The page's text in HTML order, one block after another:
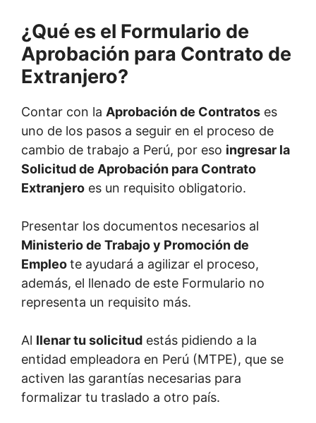
¿Qué es el Formulario de
Aprobación para Contrato de
Extranjero?
Contar con la Aprobación de Contratos es
uno de los pasos a seguir en el proceso de
cambio de trabajo a Perú, por eso ingresar la
Solicitud de Aprobación para Contrato
Extranjero es un requisito obligatorio.
Presentar los documentos necesarios al
Ministerio de Trabajo y Promoción de
Empleote ayudará a agilizar el proceso,
además, el llenado de este Formulario no
representa un requisito más.
Al llenar tu solicitud estás pidiendo a la
entidad empleadora en Perú (MTPE), que se
activen las garantías necesarias para
formalizar tu traslado a otro país.